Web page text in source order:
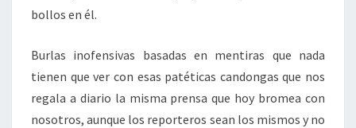
bollos en él.
Burlas inofensivas basadas en mentiras que nada
tienen que ver con esas patéticas candongas que nos
regala a diario la misma prensa que hoy bromea con
nosotros, aunque los reporteros sean los mismos y no